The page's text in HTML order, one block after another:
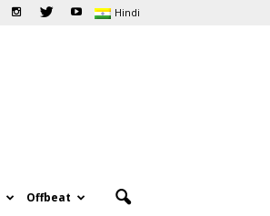
Hindi
Offbeat